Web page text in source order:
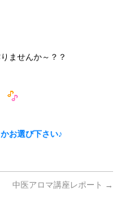
ませんか～？？
お選び下さい♪
中医アロマ講座レポート →